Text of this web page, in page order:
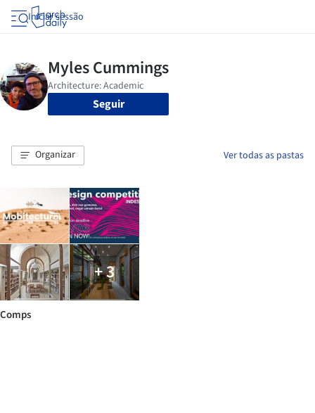
Iniciar sessão
Seguir
Organizar Ver todas as pastas
+ 3
Comps